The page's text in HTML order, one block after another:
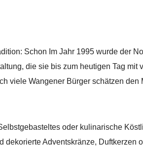
Schon Im Jahr 1995 wurde der
die sie bis zum heutigen Tag
viele Wangener Bürger schätzen
oder kulinarische
Adventskränze,